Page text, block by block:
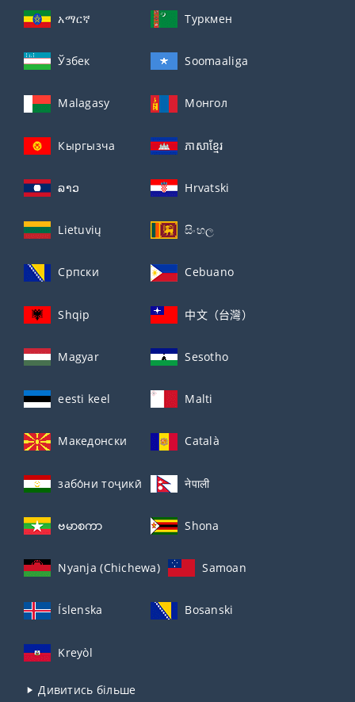
አማርኛ Туркмен
Ўзбек Soomaaliga
Malagasy Монгол
Кыргызча ភាសាខ្មែរ
ລາວ Hrvatski
Lietuvių සිංහල
Српски Cebuano
Shqip 中文（台灣）
Magyar Sesotho
eesti keel Malti
Македонски Català
забо́ни тоҷикӣ́ नेपाली
ဗမာစကာ Shona
Nyanja (Chichewa) Samoan
Íslenska Bosanski
Kreyòl
Дивитись більше